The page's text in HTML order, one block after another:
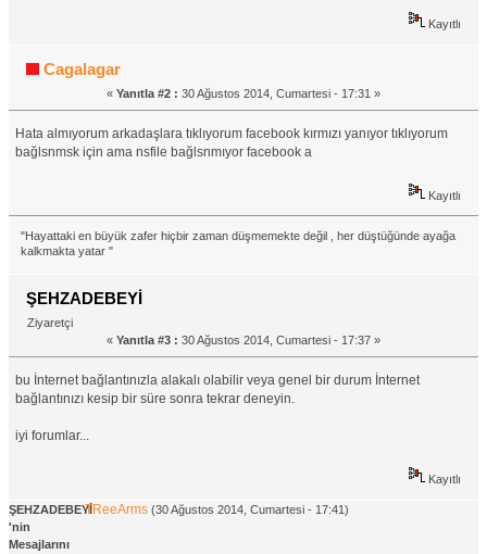
Kayıtlı
Cagalagar
« Yanıtla #2 : 30 Ağustos 2014, Cumartesi - 17:31 »
Hata almıyorum arkadaşlara tıklıyorum facebook kırmızı yanıyor tıklıyorum
bağlsnmsk için ama nsfile bağlsnmıyor facebook a
Kayıtlı
"Hayattaki en büyük zafer hiçbir zaman düşmemekte değil , her düştüğünde ayağa
kalkmakta yatar "
ŞEHZADEBEYİ
Ziyaretçi
« Yanıtla #3 : 30 Ağustos 2014, Cumartesi - 17:37 »
bu İnternet bağlantınızla alakalı olabilir veya genel bir durum İnternet
bağlantınızı kesip bir süre sonra tekrar deneyin.
iyi forumlar...
Kayıtlı
ŞEHZADEBEYİ
'nin
Mesajlarını
TReeArms (30 Ağustos 2014, Cumartesi - 17:41)